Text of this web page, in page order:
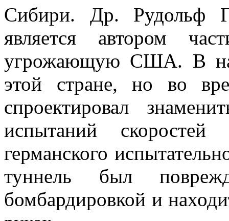
Сибири. Др. Рудольф
является автором
угрожающую США. В
этой стране, но во
спроектировал
испытаний
германского
туннель был
бомбардировкой и